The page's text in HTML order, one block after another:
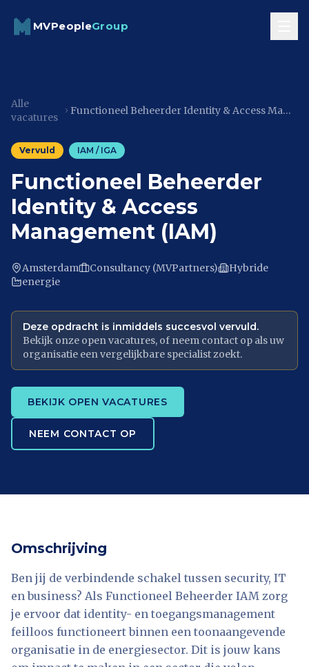
MVPeopleGroup
Alle
vacatures
Functioneel Beheerder Identity & Access Management (IAM)
Vervuld IAM / IGA
Functioneel Beheerder
Identity & Access
Management (IAM)
Amsterdam Consultancy (MVPartners)
Hybride
energie
Deze opdracht is inmiddels succesvol vervuld.
Bekijk onze open vacatures, of neem contact op als uw
organisatie een vergelijkbare specialist zoekt.
BEKIJK OPEN VACATURES
NEEM CONTACT OP
Omschrijving
Ben jij de verbindende schakel tussen security, IT
en business? Als Functioneel Beheerder IAM zorg
je ervoor dat identity- en toegangsmanagement
feilloos functioneert binnen een toonaangevende
organisatie in de energiesector. Dit is jouw kans